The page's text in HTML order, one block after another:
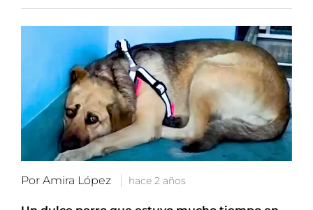
Por Amira López hace 2 años